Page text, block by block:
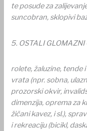
te posude za
suncobran, sklopivi
5. OSTALI GLOMAZNI
rolete, žaluzine, tende
vrata (npr. sobna,
prozorski okvir,
dimenzija, oprema za
žičani kavez, i sl.),
i rekreaciju (bicikl,